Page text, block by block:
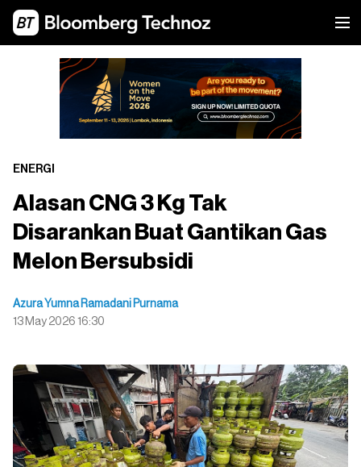
ENERGI
Alasan CNG 3 Kg Tak
Disarankan Buat Gantikan Gas
Melon Bersubsidi
Azura Yumna Ramadani Purnama
13 May 2026 16:30